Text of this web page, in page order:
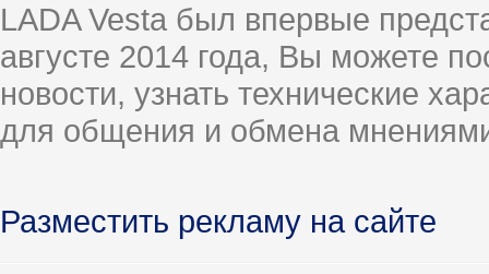
LADA Vesta был впервые
августе 2014 года, Вы можете
новости, узнать технические
для общения и обмена
Разместить рекламу на сайте